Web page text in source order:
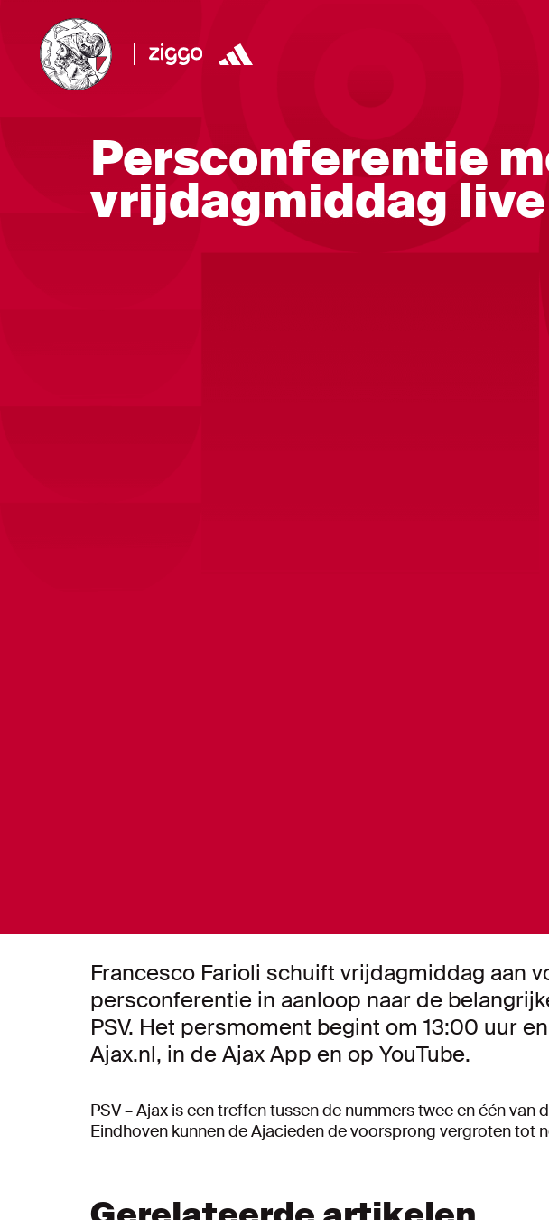
Persconferentie
vrijdagmiddag
Francesco Farioli schuift vrijdagmiddag aan
persconferentie in aanloop naar de
PSV. Het persmoment begint om 13:00 uur
Ajax.nl, in de Ajax App en op YouTube.
PSV – Ajax is een treffen tussen de nummers twee en één van
Eindhoven kunnen de Ajacieden de voorsprong vergroten tot